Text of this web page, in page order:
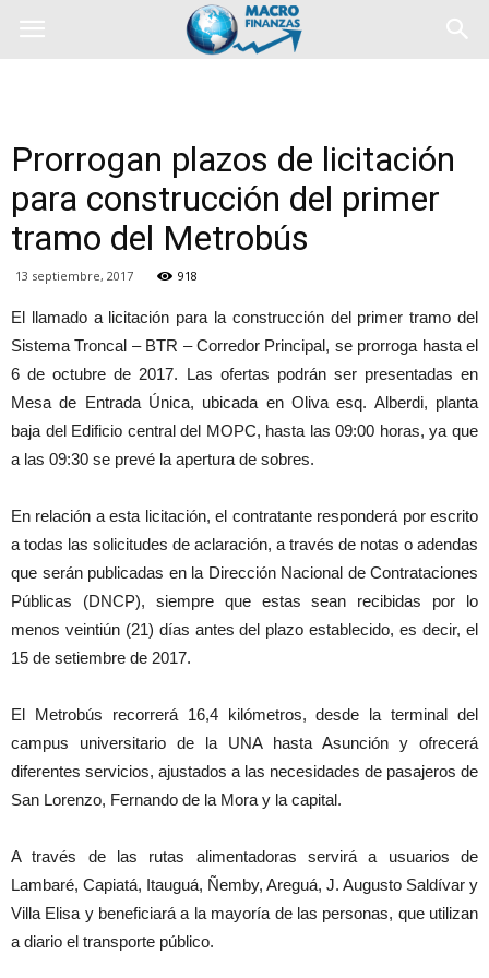
Prorrogan plazos de licitación
para construcción del primer
tramo del Metrobús
13 septiembre, 2017 918
El llamado a licitación para la construcción del primer tramo del
Sistema Troncal – BTR – Corredor Principal, se prorroga hasta el
6 de octubre de 2017. Las ofertas podrán ser presentadas en
Mesa de Entrada Única, ubicada en Oliva esq. Alberdi, planta
baja del Edificio central del MOPC, hasta las 09:00 horas, ya que
a las 09:30 se prevé la apertura de sobres.
En relación a esta licitación, el contratante responderá por escrito
a todas las solicitudes de aclaración, a través de notas o adendas
que serán publicadas en la Dirección Nacional de Contrataciones
Públicas (DNCP), siempre que estas sean recibidas por lo
menos veintiún (21) días antes del plazo establecido, es decir, el
15 de setiembre de 2017.
El Metrobús recorrerá 16,4 kilómetros, desde la terminal del
campus universitario de la UNA hasta Asunción y ofrecerá
diferentes servicios, ajustados a las necesidades de pasajeros de
San Lorenzo, Fernando de la Mora y la capital.
A través de las rutas alimentadoras servirá a usuarios de
Lambaré, Capiatá, Itauguá, Ñemby, Areguá, J. Augusto Saldívar y
Villa Elisa y beneficiará a la mayoría de las personas, que utilizan
a diario el transporte público.